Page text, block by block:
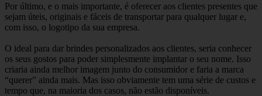
Por último, e o mais importante, é oferecer aos clientes presentes que
sejam úteis, originais e fáceis de transportar para qualquer lugar e,
com isso, o logotipo da sua empresa.
O ideal para dar brindes personalizados aos clientes, seria conhecer
os seus gostos para poder simplesmente implantar o seu nome. Isso
criaria ainda melhor imagem junto do consumidor e faria a marca
“querer” ainda mais. Mas isso obviamente tem uma série de custos e
tempo que, na maioria dos casos, não estão disponíveis.